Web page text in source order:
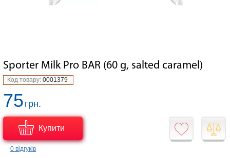
Sporter Milk Pro BAR (60 g, salted caramel)
Код товару: 0001379
75грн.
Купити
0 відгуків